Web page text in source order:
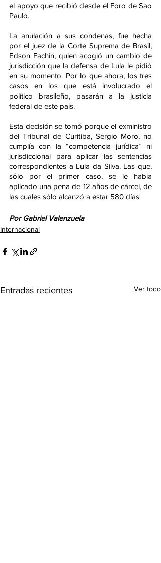
el apoyo que recibió desde el Foro de Sao
Paulo.
La anulación a sus condenas, fue hecha
por el juez de la Corte Suprema de Brasil,
Edson Fachin, quien acogió un cambio de
jurisdicción que la defensa de Lula le pidió
en su momento. Por lo que ahora, los tres
casos en los que está involucrado el
político brasileño, pasarán a la justicia
federal de este país.
Esta decisión se tomó porque el exministro
del Tribunal de Curitiba, Sergio Moro, no
cumplía con la “competencia jurídica” ni
jurisdiccional para aplicar las sentencias
correspondientes a Lula da Silva. Las que,
sólo por el primer caso, se le había
aplicado una pena de 12 años de cárcel, de
las cuales sólo alcanzó a estar 580 días.
Por Gabriel Valenzuela
Internacional
Entradas recientes Ver todo